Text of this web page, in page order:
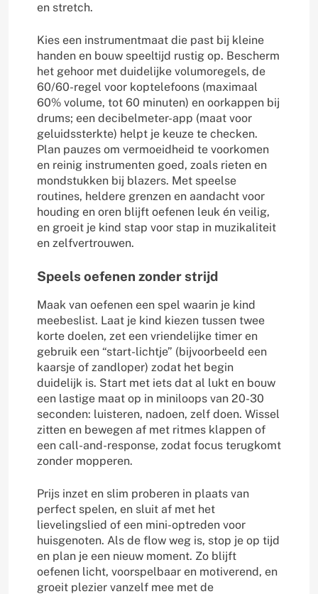
en stretch.
Kies een instrumentmaat die past bij kleine
handen en bouw speeltijd rustig op. Bescherm
het gehoor met duidelijke volumoregels, de
60/60-regel voor koptelefoons (maximaal
60% volume, tot 60 minuten) en oorkappen bij
drums; een decibelmeter-app (maat voor
geluidssterkte) helpt je keuze te checken.
Plan pauzes om vermoeidheid te voorkomen
en reinig instrumenten goed, zoals rieten en
mondstukken bij blazers. Met speelse
routines, heldere grenzen en aandacht voor
houding en oren blijft oefenen leuk én veilig,
en groeit je kind stap voor stap in muzikaliteit
en zelfvertrouwen.
Speels oefenen zonder strijd
Maak van oefenen een spel waarin je kind
meebeslist. Laat je kind kiezen tussen twee
korte doelen, zet een vriendelijke timer en
gebruik een “start-lichtje” (bijvoorbeeld een
kaarsje of zandloper) zodat het begin
duidelijk is. Start met iets dat al lukt en bouw
een lastige maat op in miniloops van 20-30
seconden: luisteren, nadoen, zelf doen. Wissel
zitten en bewegen af met ritmes klappen of
een call-and-response, zodat focus terugkomt
zonder mopperen.
Prijs inzet en slim proberen in plaats van
perfect spelen, en sluit af met het
lievelingslied of een mini-optreden voor
huisgenoten. Als de flow weg is, stop je op tijd
en plan je een nieuw moment. Zo blijft
oefenen licht, voorspelbaar en motiverend, en
groeit plezier vanzelf mee met de